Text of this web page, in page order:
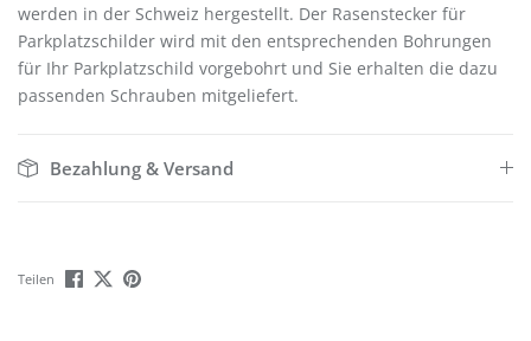
werden in der Schweiz hergestellt. Der Rasenstecker für
Parkplatzschilder wird mit den entsprechenden Bohrungen
für Ihr Parkplatzschild vorgebohrt und Sie erhalten die dazu
passenden Schrauben mitgeliefert.
Bezahlung & Versand
Teilen